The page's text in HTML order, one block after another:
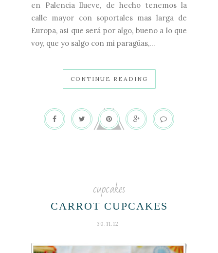
en Palencia llueve, de hecho tenemos la
calle mayor con soportales mas larga de
Europa, asi que será por algo, bueno a lo que
voy, que yo salgo con mi paragüas,...
CONTINUE READING
cupcakes
CARROT CUPCAKES
30.11.12